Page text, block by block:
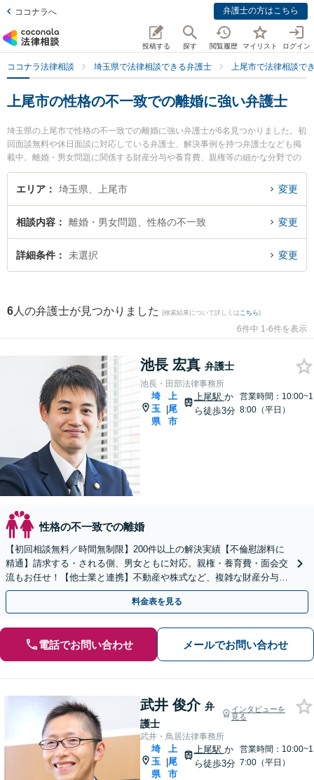
ココナラへ 弁護士の方はこちら
投稿する 探す 閲覧履歴 マイリスト ログイン
ココナラ法律相談 埼玉県で法律相談できる弁護士 上尾市で法律相談で
上尾市の性格の不一致での離婚に強い弁護士
埼玉県の上尾市で性格の不一致での離婚に強い弁護士が6名見つかりました。初
回面談無料や休日面談に対応している弁護士、解決事例を持つ弁護士なども掲
載中。離婚・男女問題に関係する財産分与や養育費、親権等の細かな分野での
絞り込み検索もでき便利です。特に池長・田部法律事務所の池長 宏真弁護士や
武井・鳥居法律事務所の武井 俊介弁護士、上尾あおぞら法律事務所の川村 正衡
士に相談したい』『性格の不一致での離婚のトラブル解決の実績豊富な近くの
弁護士を検索したい』『初回相談無料で性格の不一致での離婚を法律相談でき
る上尾市内の弁護士に相談予約したい』などでお困りの相談者さんにおすすめ
エリア 埼玉県、上尾市 変更
相談内容 離婚・男女問題、性格の不一致 変更
詳細条件 未選択 変更
6 人の弁護士が見つかりました (検索結果について詳しくは こちら)
6件中 1-6件を表示
池長 宏真 弁護士
池長・田部法律事務所
埼
玉
県
|
上
尾
市
上尾駅 か
ら徒歩3分
営業時間：10:00~1
8:00（平日）
性格の不一致での離婚
【初回相談無料／時間無制限】200件以上の解決実績【不倫慰謝料に
精通】請求する・される側、男女ともに対応。親権・養育費・面会交
流もお任せ！【他士業と連携】不動産や株式など、複雑な財産分与
も！【夜間・休日面談可】【子連れ相談】【上尾駅3分】
料金表を見る
電話でお問い合わせ メールでお問い合わせ
武井 俊介 弁
護士
インタビューを
見る
武井・鳥居法律事務所
埼
玉
県
|
上
尾
市
上尾駅 か
ら徒歩3分
営業時間：10:00~1
7:00（平日）